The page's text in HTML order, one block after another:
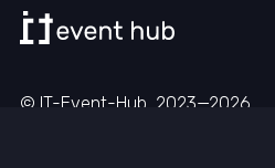
© IT-Event-Hub, 2023—2026